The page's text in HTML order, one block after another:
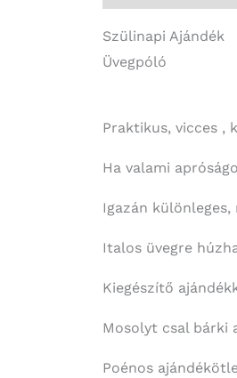
Szülinapi Ajándék
Üvegpóló
Praktikus, vicces ,
Ha valami
Igazán
Italos üvegre
Kiegészítő
Mosolyt csal bárki
Poénos